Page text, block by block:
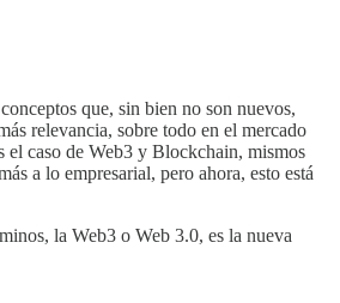
que, sin bien no son nuevos,
relevancia, sobre todo en el mercado
el caso de Web3 y Blockchain, mismos
a lo empresarial, pero ahora, esto está
la Web3 o Web 3.0, es la nueva